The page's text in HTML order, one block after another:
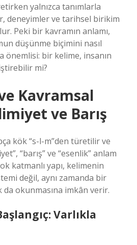
yalnızca tanımlarla
deneyimler ve tarihsel birikim
Peki bir kavramın anlamı,
düşünme biçimini nasıl
önemlisi: bir kelime, insanın
mi?
Kavramsal
ve Barış
kök “s-l-m”den türetilir ve
“barış” ve “esenlik” anlam
katmanlı yapı, kelimenin
değil, aynı zamanda bir
okunmasına imkân verir.
Varlıkla